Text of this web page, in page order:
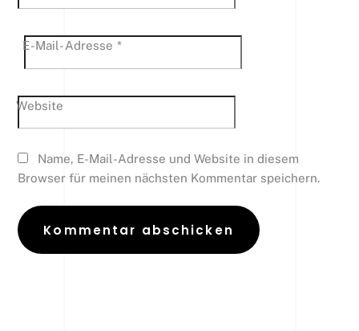
E-Mail-Adresse *
Website
Name, E-Mail-Adresse und Website in diesem
Browser für meinen nächsten Kommentar speichern.